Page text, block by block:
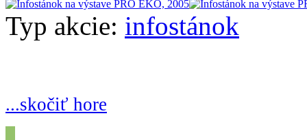
Typ akcie: infostánok
...skočiť hore